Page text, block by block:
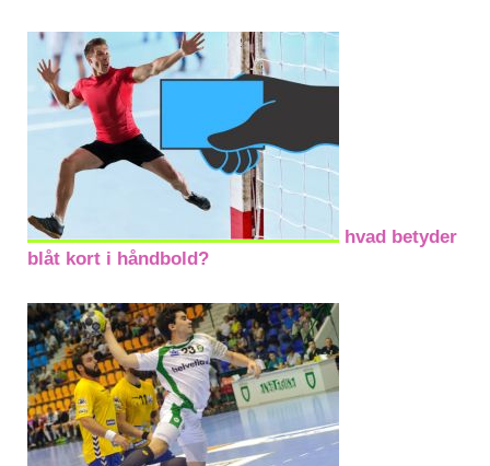
hvad betyder
blåt kort i håndbold?